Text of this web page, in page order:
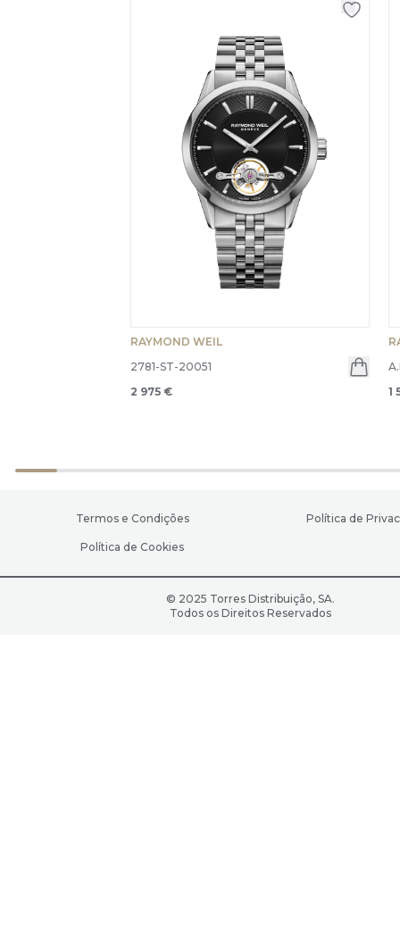
RAYMOND WEIL
2781-ST-20051
2 975 €
1
Termos e Condições Política de
Política de Cookies
© 2025 Torres Distribuição, SA.
Todos os Direitos Reservados